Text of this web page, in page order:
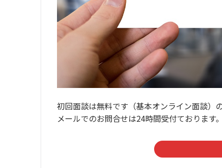
初回面談は無料です（基本オンライン面談）
メールでのお問合せは24時間受付ております